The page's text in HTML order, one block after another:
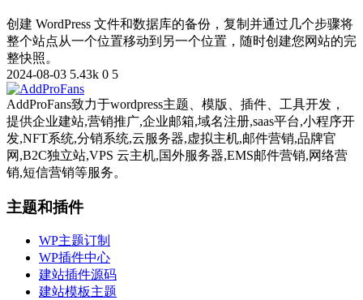
创建 WordPress 文件和数据库的备份，复制并通过几个步骤将
整个站点从一个位置移动到另一个位置，随时创建您网站的完
整快照。
2024-08-03 5.43k 0 5
AddProFans致力于wordpress主题、模版、插件、工具开发，
提供企业建站,营销推广,企业邮箱,域名注册,saas平台,小程序开
发,NFT系统,分销系统,云服务器,虚拟主机,邮件营销,品牌官
网,B2C独立站,VPS 云主机,国外服务器,EMS邮件营销,网络营
销,短信营销等服务。
主题和插件
WP主题订制
WP插件中心
建站插件源码
建站模板主题